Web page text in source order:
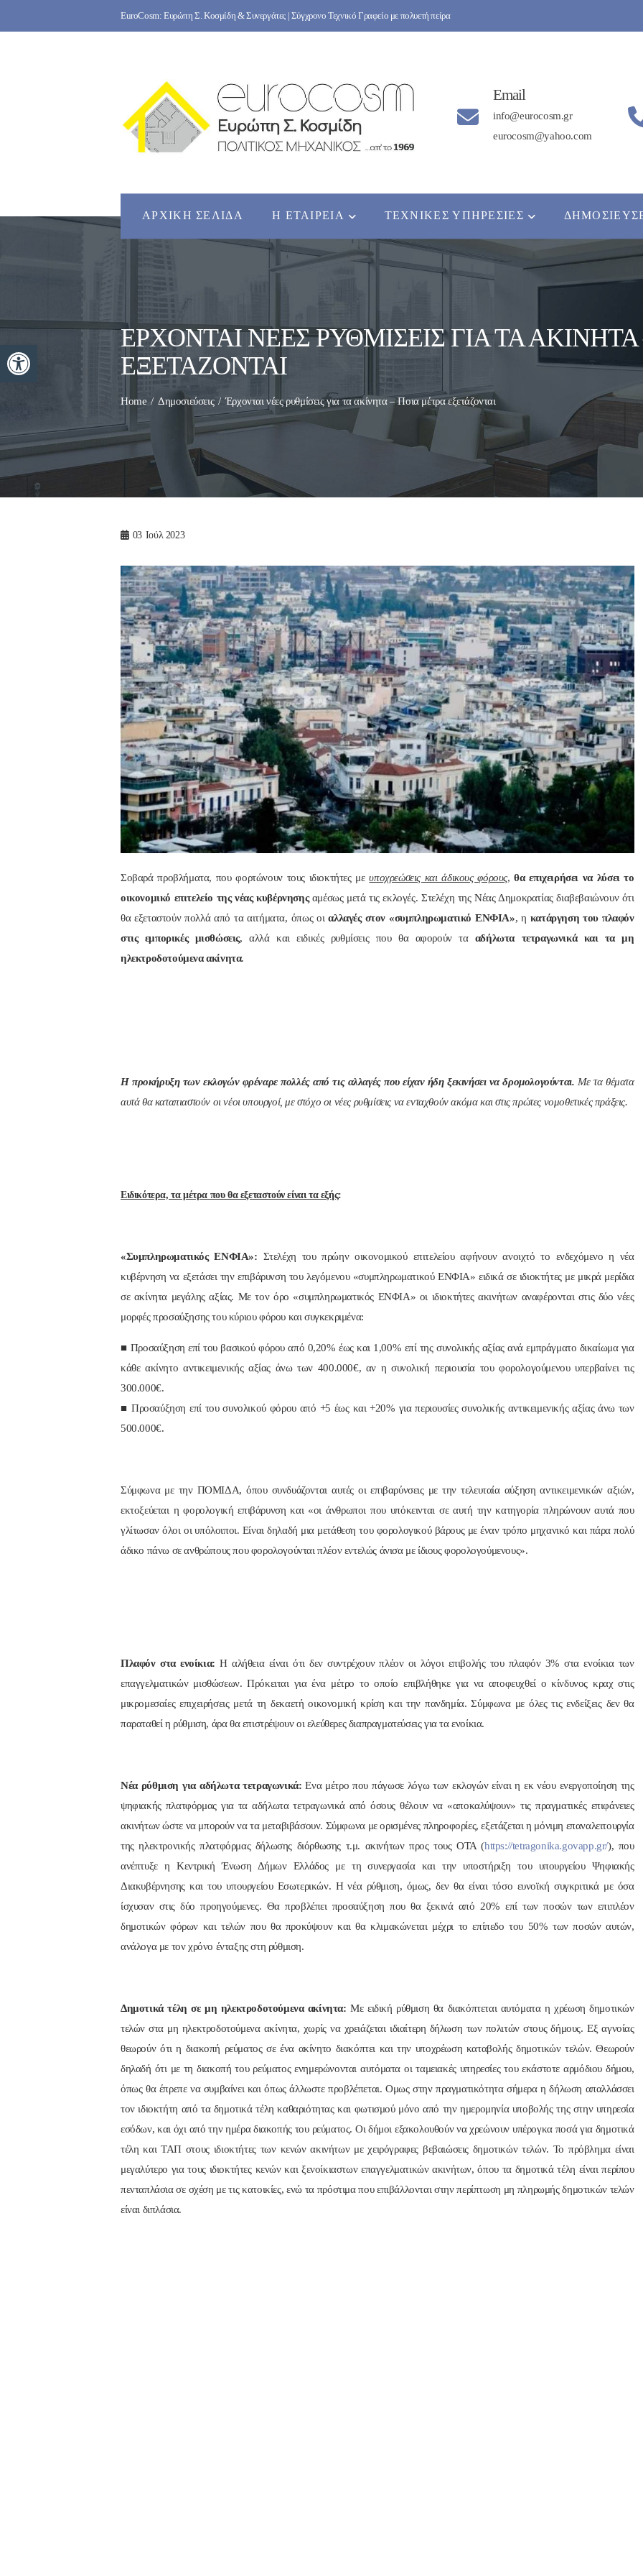
Ανοίξτε τη γραμμή εργαλείων
to
EuroCosm: Ευρώπη Σ. Κοσμίδη & Συνεργάτες | Σύγχρονο Τεχνικό Γραφείο με πολυετή πείρα
Email
info@eurocosm.gr
eurocosm@yahoo.com
ΑΡΧΙΚΉ ΣΕΛΊΔΑ Η ΕΤΑΙΡΕΊΑ ΤΕΧΝΙΚΈΣ ΥΠΗΡΕΣΊΕΣ
ΈΡΧΟΝΤΑΙ ΝΈΕΣ ΡΥΘΜΊΣΕΙΣ ΓΙΑ ΤΑ
ΕΞΕΤΆΖΟΝΤΑΙ
Home Δημοσιεύσεις Έρχονται νέες ρυθμίσεις για τα ακίνητα – Ποια μέτρα εξετάζονται
03 Ιούλ 2023
Σοβαρά προβλήματα, που φορτώνουν τους ιδιοκτήτες μευποχρεώσεις και άδικους φόρους,θα επιχειρήσει να λύσει το
οικονομικό επιτελείο της νέας κυβέρνησηςαμέσως μετά τις εκλογές. Στελέχη της Νέας Δημοκρατίας διαβεβαιώνουν ότι
θα εξεταστούν πολλά από τα αιτήματα, όπως οιαλλαγές στον «συμπληρωματικό ΕΝΦΙΑ», η κατάργηση του πλαφόν
στις εμπορικές μισθώσεις, αλλά και ειδικές ρυθμίσεις που θα αφορούν τα αδήλωτα τετραγωνικά και τα μη
ηλεκτροδοτούμενα ακίνητα.
Η προκήρυξη των εκλογών φρέναρε πολλές από τις αλλαγές που είχαν ήδη ξεκινήσει να δρομολογούνται. Με τα θέματα
αυτά θα καταπιαστούν οι νέοι υπουργοί, με στόχο οι νέες ρυθμίσεις να ενταχθούν ακόμα και στις πρώτες νομοθετικές πράξεις.
Ειδικότερα, τα μέτρα που θα εξεταστούν είναι τα εξής:
«Συμπληρωματικός ΕΝΦΙΑ»: Στελέχη του πρώην οικονομικού επιτελείου αφήνουν ανοιχτό το ενδεχόμενο η νέα
κυβέρνηση να εξετάσει την επιβάρυνση του λεγόμενου «συμπληρωματικού ΕΝΦΙΑ» ειδικά σε ιδιοκτήτες με μικρά μερίδια
σε ακίνητα μεγάλης αξίας. Με τον όρο «συμπληρωματικός ΕΝΦΙΑ» οι ιδιοκτήτες ακινήτων αναφέρονται στις δύο νέες
μορφές προσαύξησης του κύριου φόρου και συγκεκριμένα:
■ Προσαύξηση επί του βασικού φόρου από 0,20% έως και 1,00% επί της συνολικής αξίας ανά εμπράγματο δικαίωμα για
κάθε ακίνητο αντικειμενικής αξίας άνω των 400.000€, αν η συνολική περιουσία του φορολογούμενου υπερβαίνει τις
300.000€.
■ Προσαύξηση επί του συνολικού φόρου από +5 έως και +20% για περιουσίες συνολικής αντικειμενικής αξίας άνω των
500.000€.
Σύμφωνα με την ΠΟΜΙΔΑ, όπου συνδυάζονται αυτές οι επιβαρύνσεις με την τελευταία αύξηση αντικειμενικών αξιών,
εκτοξεύεται η φορολογική επιβάρυνση και «οι άνθρωποι που υπόκεινται σε αυτή την κατηγορία πληρώνουν αυτά που
γλίτωσαν όλοι οι υπόλοιποι. Είναι δηλαδή μια μετάθεση του φορολογικού βάρους με έναν τρόπο μηχανικό και πάρα πολύ
άδικο πάνω σε ανθρώπους που φορολογούνται πλέον εντελώς άνισα με ίδιους φορολογούμενους».
Πλαφόν στα ενοίκια: Η αλήθεια είναι ότι δεν συντρέχουν πλέον οι λόγοι επιβολής του πλαφόν 3% στα ενοίκια των
επαγγελματικών μισθώσεων. Πρόκειται για ένα μέτρο το οποίο επιβλήθηκε για να αποφευχθεί ο κίνδυνος κραχ στις
μικρομεσαίες επιχειρήσεις μετά τη δεκαετή οικονομική κρίση και την πανδημία. Σύμφωνα με όλες τις ενδείξεις δεν θα
παραταθεί η ρύθμιση, άρα θα επιστρέψουν οι ελεύθερες διαπραγματεύσεις για τα ενοίκια.
Νέα ρύθμιση για αδήλωτα τετραγωνικά: Ενα μέτρο που πάγωσε λόγω των εκλογών είναι η εκ νέου ενεργοποίηση της
ψηφιακής πλατφόρμας για τα αδήλωτα τετραγωνικά από όσους θέλουν να «αποκαλύψουν» τις πραγματικές επιφάνειες
ακινήτων ώστε να μπορούν να τα μεταβιβάσουν. Σύμφωνα με ορισμένες πληροφορίες, εξετάζεται η μόνιμη επαναλειτουργία
της ηλεκτρονικής πλατφόρμας δήλωσης διόρθωσης τ.μ. ακινήτων προς τους ΟΤΑ (https://tetragonika.govapp.gr/), που
ανέπτυξε η Κεντρική Ένωση Δήμων Ελλάδος με τη συνεργασία και την υποστήριξη του υπουργείου Ψηφιακής
Διακυβέρνησης και του υπουργείου Εσωτερικών. Η νέα ρύθμιση, όμως, δεν θα είναι τόσο ευνοϊκή συγκριτικά με όσα
ίσχυσαν στις δύο προηγούμενες. Θα προβλέπει προσαύξηση που θα ξεκινά από 20% επί των ποσών των επιπλέον
δημοτικών φόρων και τελών που θα προκύψουν και θα κλιμακώνεται μέχρι το επίπεδο του 50% των ποσών αυτών,
ανάλογα με τον χρόνο ένταξης στη ρύθμιση.
Δημοτικά τέλη σε μη ηλεκτροδοτούμενα ακίνητα: Με ειδική ρύθμιση θα διακόπτεται αυτόματα η χρέωση δημοτικών
τελών στα μη ηλεκτροδοτούμενα ακίνητα, χωρίς να χρειάζεται ιδιαίτερη δήλωση των πολιτών στους δήμους. Εξ αγνοίας
θεωρούν ότι η διακοπή ρεύματος σε ένα ακίνητο διακόπτει και την υποχρέωση καταβολής δημοτικών τελών. Θεωρούν
δηλαδή ότι με τη διακοπή του ρεύματος ενημερώνονται αυτόματα οι ταμειακές υπηρεσίες του εκάστοτε αρμόδιου δήμου,
όπως θα έπρεπε να συμβαίνει και όπως άλλωστε προβλέπεται. Ομως στην πραγματικότητα σήμερα η δήλωση απαλλάσσει
τον ιδιοκτήτη από τα δημοτικά τέλη καθαριότητας και φωτισμού μόνο από την ημερομηνία υποβολής της στην υπηρεσία
εσόδων, και όχι από την ημέρα διακοπής του ρεύματος. Οι δήμοι εξακολουθούν να χρεώνουν υπέρογκα ποσά για δημοτικά
τέλη και ΤΑΠ στους ιδιοκτήτες των κενών ακινήτων με χειρόγραφες βεβαιώσεις δημοτικών τελών. Το πρόβλημα είναι
μεγαλύτερο για τους ιδιοκτήτες κενών και ξενοίκιαστων επαγγελματικών ακινήτων, όπου τα δημοτικά τέλη είναι περίπου
πενταπλάσια σε σχέση με τις κατοικίες, ενώ τα πρόστιμα που επιβάλλονται στην περίπτωση μη πληρωμής δημοτικών τελών
είναι διπλάσια.
Nik Nikolopoulos
πριν από 2 έτη
Άψογη στη συνεργασία ,
αποτελεσματική,Συνεπής,κ
ατατοπιστική.Με λίγα
λόγια άριστη
Επαγγελματίας ,πάντα με
το χαμόγελο.Την
ΣΥΣΤΗΝΩ ανεπιφύλακτα..
ManosBX
πριν από 2 έτη
Επαγγελματίας  Άψογη
συνεργασία